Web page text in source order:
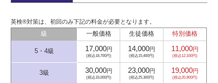
英検®対策は、初回のみ下記の料金が必要となります。
級 一般価格 生徒価格 特別価格
5・4級 17,000円
(税込18,700円)
14,000円
(税込15,400円)
11,000円
(税込12,100円)
3級 30,000円
(税込33,000円)
23,000円
(税込25,300円)
19,000円
(税込20,900円)